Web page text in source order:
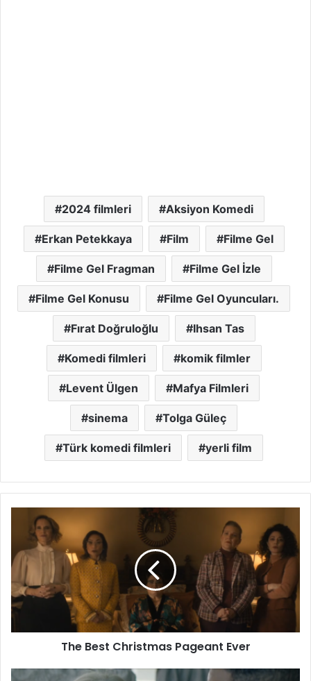
2024 filmleri Aksiyon Komedi
Erkan Petekkaya Film Filme Gel
Filme Gel Fragman Filme Gel İzle
Filme Gel Konusu Filme Gel Oyuncuları.
Fırat Doğruloğlu Ihsan Tas
Komedi filmleri komik filmler
Levent Ülgen Mafya Filmleri
sinema Tolga Güleç
Türk komedi filmleri yerli film
Christmas
Pageant
Ever
The Best Christmas Pageant Ever
Crescent